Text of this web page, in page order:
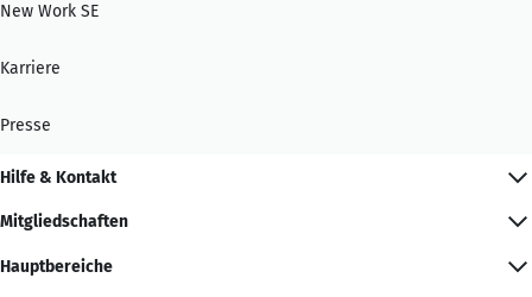
New Work SE
Karriere
Presse
Hilfe & Kontakt
Mitgliedschaften
Hauptbereiche